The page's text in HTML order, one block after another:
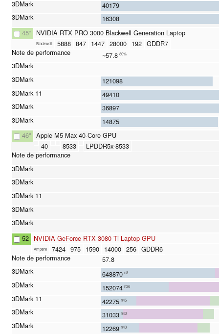
40179
16308
45* NVIDIA RTX PRO 3000 Blackwell Generation Laptop
Blackwell 5888 847 1447 28000 192 GDDR7
~57.8 80%
121098
49410
36897
14875
46* Apple M5 Max 40-Core GPU
40
8533 LPDDR5x-8533
52 NVIDIA GeForce RTX 3080 Ti Laptop GPU
Ampere 7424 975 1590 14000 256 GDDR6
57.8
648870 n8
152074 n26
42275 n45
31033 n43
12269 n43